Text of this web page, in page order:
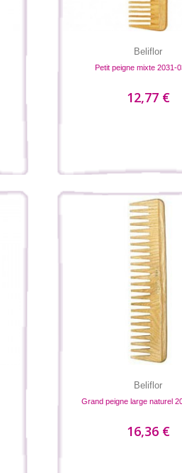
Beliflor
Petit peigne mixte 2031-
12,77 €
Beliflor
Grand peigne large naturel
16,36 €